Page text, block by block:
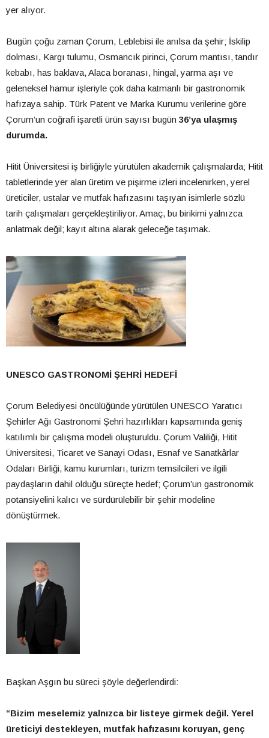
yer alıyor.
Bugün çoğu zaman Çorum, Leblebisi ile anılsa da şehir; İskilip
dolması, Kargı tulumu, Osmancık pirinci, Çorum mantısı, tandır
kebabı, has baklava, Alaca boranası, hingal, yarma aşı ve
geleneksel hamur işleriyle çok daha katmanlı bir gastronomik
hafızaya sahip. Türk Patent ve Marka Kurumu verilerine göre
Çorum’un coğrafi işaretli ürün sayısı bugün 36’ya ulaşmış
durumda.
Hitit Üniversitesi iş birliğiyle yürütülen akademik çalışmalarda; Hitit
tabletlerinde yer alan üretim ve pişirme izleri incelenirken, yerel
üreticiler, ustalar ve mutfak hafızasını taşıyan isimlerle sözlü
tarih çalışmaları gerçekleştiriliyor. Amaç, bu birikimi yalnızca
anlatmak değil; kayıt altına alarak geleceğe taşımak.
UNESCO GASTRONOMİ ŞEHRİ HEDEFİ
Çorum Belediyesi öncülüğünde yürütülen UNESCO Yaratıcı
Şehirler Ağı Gastronomi Şehri hazırlıkları kapsamında geniş
katılımlı bir çalışma modeli oluşturuldu. Çorum Valiliği, Hitit
Üniversitesi, Ticaret ve Sanayi Odası, Esnaf ve Sanatkârlar
Odaları Birliği, kamu kurumları, turizm temsilcileri ve ilgili
paydaşların dahil olduğu süreçte hedef; Çorum’un gastronomik
potansiyelini kalıcı ve sürdürülebilir bir şehir modeline
dönüştürmek.
Başkan Aşgın bu süreci şöyle değerlendirdi:
“Bizim meselemiz yalnızca bir listeye girmek değil. Yerel
üreticiyi destekleyen, mutfak hafızasını koruyan, genç